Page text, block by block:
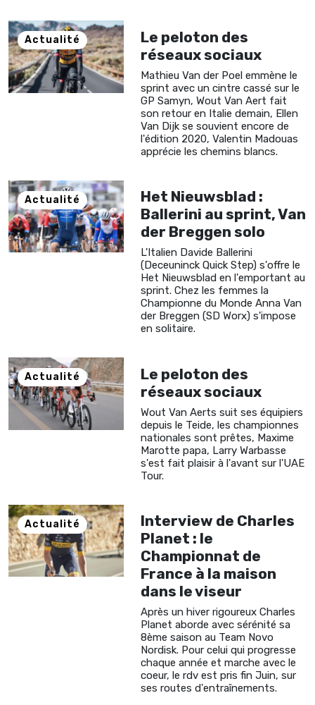
Actualité
Le peloton des
réseaux sociaux
Mathieu Van der Poel emmène le
sprint avec un cintre cassé sur le
GP Samyn, Wout Van Aert fait
son retour en Italie demain, Ellen
Van Dijk se souvient encore de
l'édition 2020, Valentin Madouas
apprécie les chemins blancs.
Actualité
Het Nieuwsblad :
Ballerini au sprint, Van
der Breggen solo
L'Italien Davide Ballerini
(Deceuninck Quick Step) s'offre le
Het Nieuwsblad en l'emportant au
sprint. Chez les femmes la
Championne du Monde Anna Van
der Breggen (SD Worx) s'impose
en solitaire.
Actualité
Le peloton des
réseaux sociaux
Wout Van Aerts suit ses équipiers
depuis le Teide, les championnes
nationales sont prêtes, Maxime
Marotte papa, Larry Warbasse
s'est fait plaisir à l'avant sur l'UAE
Tour.
Actualité
Interview de Charles
Planet : le
Championnat de
France à la maison
dans le viseur
Après un hiver rigoureux Charles
Planet aborde avec sérénité sa
8ème saison au Team Novo
Nordisk. Pour celui qui progresse
chaque année et marche avec le
coeur, le rdv est pris fin Juin, sur
ses routes d'entraînements.